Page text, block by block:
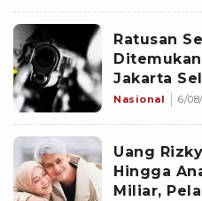
Ratusan
Jakarta
Nasional 6/
Uang
Hingga
Miliar,